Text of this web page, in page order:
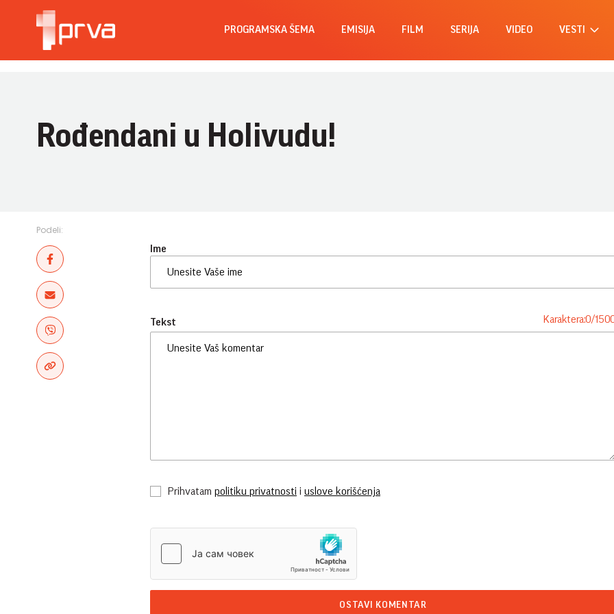
PROGRAMSKA ŠEMA EMISIJA FILM SERIJA VIDEO VESTI
Rođendani u Holivudu!
Podeli:
Ime
Tekst Karaktera:0/
Prihvatam politiku privatnosti i uslove korišćenja
OSTAVI KOMENTAR